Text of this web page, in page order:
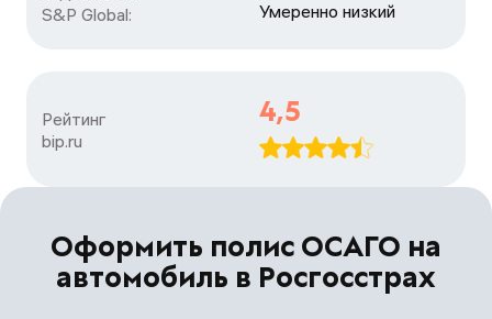
S&P Global:
Умеренно низкий
Рейтинг
bip.ru
4,5
Оформить полис ОСАГО на
автомобиль в Росгосстрах